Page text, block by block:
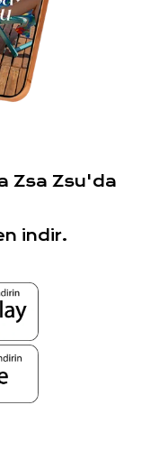
Zsa Zsu'da
indir.